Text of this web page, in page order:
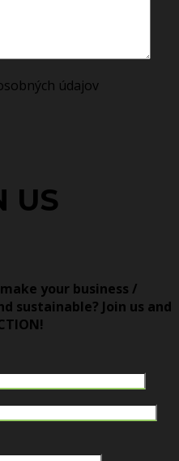
údajov
US
your business /
sustainable? Join us and